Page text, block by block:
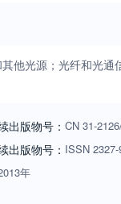
他光源；光纤和光
出版物号： CN 31-
出版物号 ： ISSN
年